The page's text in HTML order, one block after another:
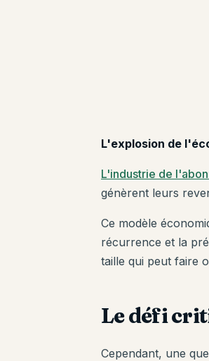
L'explosion de
L'industrie de
génèrent leurs
Ce modèle
récurrence et la
taille qui peut faire
Le défi
Cependant, une